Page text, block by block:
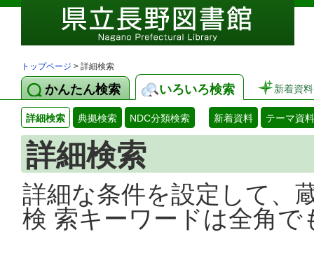
トップページ > 詳細検索
かんたん検索 いろいろ検索 新着資料
詳細検索 典拠検索 NDC分類検索 新着資料 テーマ資料
詳細検索
詳細な条件を設定して、
検 索キーワードは全角